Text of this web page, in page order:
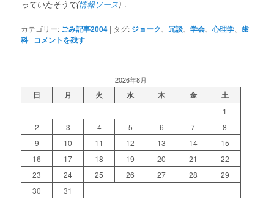
っていたそうで(情報ソース)．
カテゴリー: ごみ記事2004 | タグ: ジョーク 冗談 、学会 、心理学 、歯
科 | コメントを残す
2026年8月
日 月 火 水 木 金 土
1
2
3 4 5 6 7
8
9
10 11 12 13 14
15
16
17 18 19 20 21
22
23
24 25 26 27 28
29
30
31